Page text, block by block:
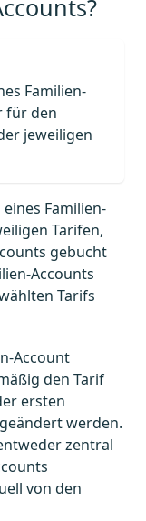
Familien-
für den
jeweiligen
Familien-
Tarifen,
gebucht
Accounts
Tarifs
Account
den Tarif
ersten
werden.
zentral
von den